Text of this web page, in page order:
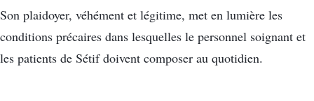
Son plaidoyer, véhément et légitime, met en lumière les
conditions précaires dans lesquelles le personnel soignant et
les patients de Sétif doivent composer au quotidien.